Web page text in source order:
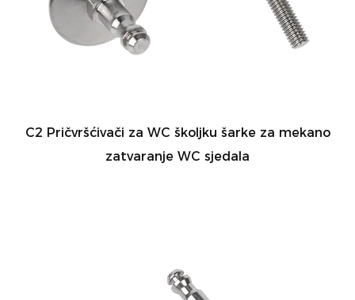
C2 Pričvršćivači za WC školjku šarke za mekano
zatvaranje WC sjedala